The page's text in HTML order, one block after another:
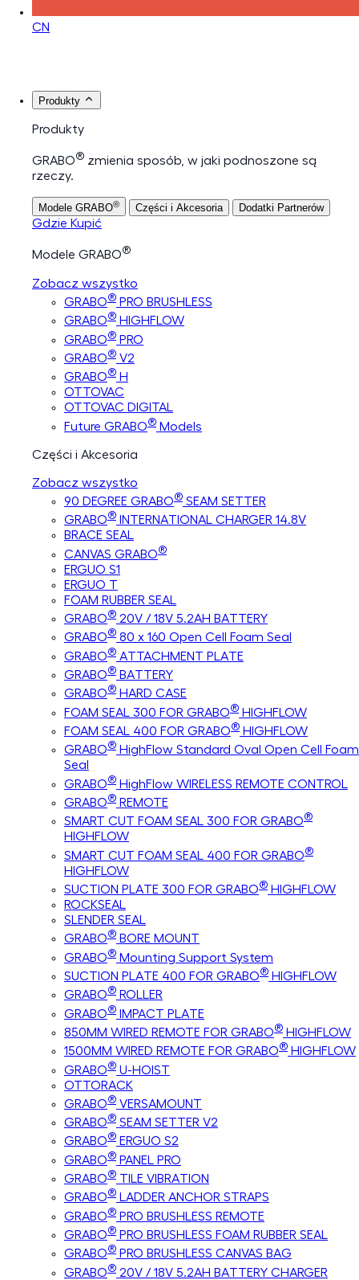
CN
Produkty
Produkty
GRABO® zmienia sposób, w jaki podnoszone są
rzeczy.
Modele GRABO® Części i Akcesoria Dodatki Partnerów
Gdzie Kupić
Modele GRABO®
Zobacz wszystko
GRABO® PRO BRUSHLESS
GRABO® HIGHFLOW
GRABO® PRO
GRABO® V2
GRABO® H
OTTOVAC
OTTOVAC DIGITAL
Future GRABO® Models
Części i Akcesoria
Zobacz wszystko
90 DEGREE GRABO® SEAM SETTER
GRABO® INTERNATIONAL CHARGER 14.8V
BRACE SEAL
CANVAS GRABO®
ERGUO S1
ERGUO T
FOAM RUBBER SEAL
GRABO® 20V / 18V 5.2AH BATTERY
GRABO® 80 x 160 Open Cell Foam Seal
GRABO® ATTACHMENT PLATE
GRABO® BATTERY
GRABO® HARD CASE
FOAM SEAL 300 FOR GRABO® HIGHFLOW
FOAM SEAL 400 FOR GRABO® HIGHFLOW
GRABO® HighFlow Standard Oval Open Cell Foam
Seal
GRABO® HighFlow WIRELESS REMOTE CONTROL
GRABO® REMOTE
SMART CUT FOAM SEAL 300 FOR GRABO®
HIGHFLOW
SMART CUT FOAM SEAL 400 FOR GRABO®
HIGHFLOW
SUCTION PLATE 300 FOR GRABO® HIGHFLOW
ROCKSEAL
SLENDER SEAL
GRABO® BORE MOUNT
GRABO® Mounting Support System
SUCTION PLATE 400 FOR GRABO® HIGHFLOW
GRABO® ROLLER
GRABO® IMPACT PLATE
850MM WIRED REMOTE FOR GRABO® HIGHFLOW
1500MM WIRED REMOTE FOR GRABO® HIGHFLOW
GRABO® U-HOIST
OTTORACK
GRABO® VERSAMOUNT
GRABO® SEAM SETTER V2
GRABO® ERGUO S2
GRABO® PANEL PRO
GRABO® TILE VIBRATION
GRABO® LADDER ANCHOR STRAPS
GRABO® PRO BRUSHLESS REMOTE
GRABO® PRO BRUSHLESS FOAM RUBBER SEAL
GRABO® PRO BRUSHLESS CANVAS BAG
GRABO® 20V / 18V 5.2AH BATTERY CHARGER